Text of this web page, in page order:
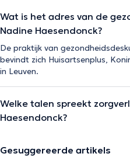
Wat is het adres van de
Nadine Haesendonck?
De praktijk van
bevindt zich Huisartsenplus,
in Leuven.
Welke talen spreekt
Haesendonck?
Gesuggereerde artikels